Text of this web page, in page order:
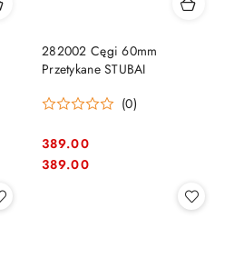
282002 Cęgi 60mm
Przetykane STUBAI
(0)
Cena:
389.00
Cena:
389.00